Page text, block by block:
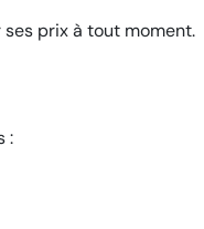
prix à tout moment.
: